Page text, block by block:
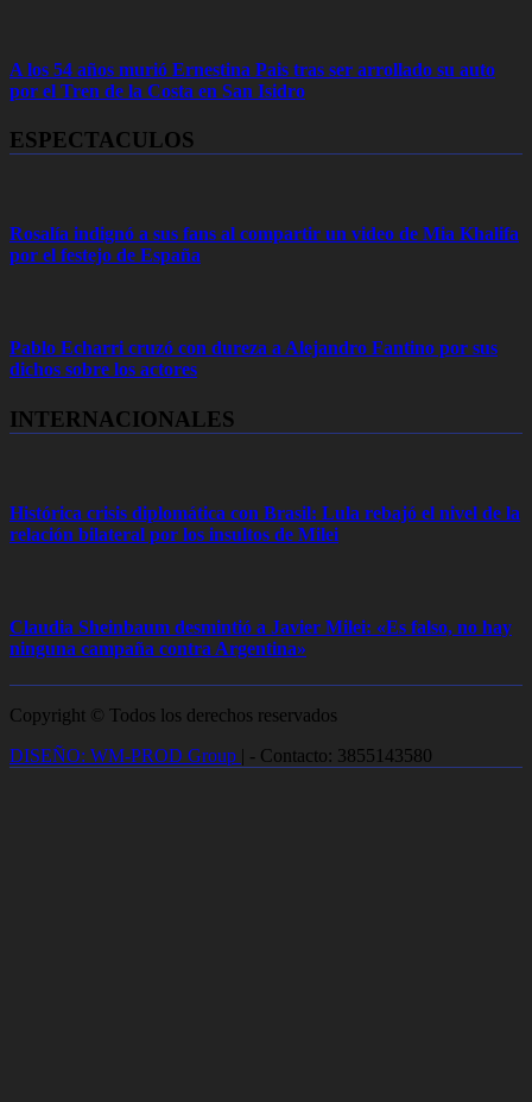
A los 54 años murió Ernestina Pais tras ser arrollado su auto
por el Tren de la Costa en San Isidro
ESPECTACULOS
Rosalía indignó a sus fans al compartir un video de Mia Khalifa
por el festejo de España
Pablo Echarri cruzó con dureza a Alejandro Fantino por sus
dichos sobre los actores
INTERNACIONALES
Histórica crisis diplomática con Brasil: Lula rebajó el nivel de la
relación bilateral por los insultos de Milei
Claudia Sheinbaum desmintió a Javier Milei: «Es falso, no hay
ninguna campaña contra Argentina»
Copyright © Todos los derechos reservados
DISEÑO: WM-PROD Group | - Contacto: 3855143580